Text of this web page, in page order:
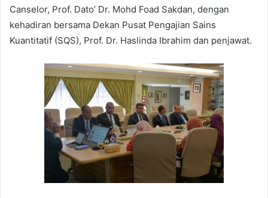
Canselor, Prof. Dato’ Dr. Mohd Foad Sakdan, dengan
kehadiran bersama Dekan Pusat Pengajian Sains
Kuantitatif (SQS), Prof. Dr. Haslinda Ibrahim dan penjawat.